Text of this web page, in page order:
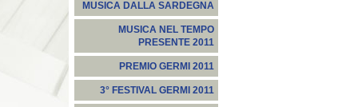
MUSICA DALLA SARDEGNA
MUSICA NEL TEMPO
PRESENTE 2011
PREMIO GERMI 2011
3° FESTIVAL GERMI 2011